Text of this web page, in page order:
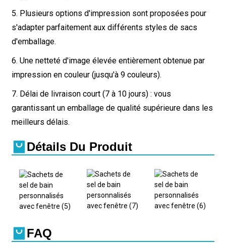
5. Plusieurs options d'impression sont proposées pour
s'adapter parfaitement aux différents styles de sacs
d'emballage.
6. Une netteté d'image élevée entièrement obtenue par
impression en couleur (jusqu'à 9 couleurs).
7. Délai de livraison court (7 à 10 jours) : vous
garantissant un emballage de qualité supérieure dans les
meilleurs délais.
Détails Du Produit
FAQ